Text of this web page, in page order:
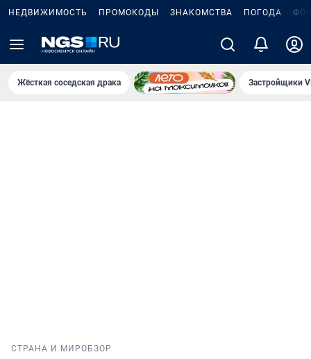
НЕДВИЖИМОСТЬ ПРОМОКОДЫ ЗНАКОМСТВА ПОГОДА
Жёсткая соседская драка Застройщики
СТРАНА И МИРОБЗОР